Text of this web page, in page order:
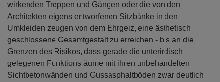
wirkenden Treppen und Gängen oder die von den
Architekten eigens entworfenen Sitzbänke in den
Umkleiden zeugen von dem Ehrgeiz, eine ästhetisch
geschlossene Gesamtgestalt zu erreichen - bis an die
Grenzen des Risikos, dass gerade die unterirdisch
gelegenen Funktionsräume mit ihren unbehandelten
Sichtbetonwänden und Gussasphaltböden zwar deutlich